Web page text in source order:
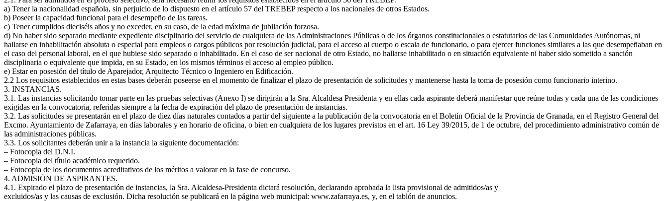
a) Tener la nacionalidad española, sin perjuicio de lo dispuesto en el artículo 57 del TREBEP respecto a los nacionales de otros Estados.
b) Poseer la capacidad funcional para el desempeño de las tareas.
c) Tener cumplidos dieciséis años y no exceder, en su caso, de la edad máxima de jubilación forzosa.
d) No haber sido separado mediante expediente disciplinario del servicio de cualquiera de las Administraciones Públicas o de los órganos constitucionales o estatutarios de las Comunidades Autónomas, ni
hallarse en inhabilitación absoluta o especial para empleos o cargos públicos por resolución judicial, para el acceso al cuerpo o escala de funcionario, o para ejercer funciones similares a las que desempeñaban en
el caso del personal laboral, en el que hubiese sido separado o inhabilitado. En el caso de ser nacional de otro Estado, no hallarse inhabilitado o en situación equivalente ni haber sido sometido a sanción
disciplinaria o equivalente que impida, en su Estado, en los mismos términos el acceso al empleo público.
e) Estar en posesión del título de Aparejador, Arquitecto Técnico o Ingeniero en Edificación.
2.2 Los requisitos establecidos en estas bases deberán poseerse en el momento de finalizar el plazo de presentación de solicitudes y mantenerse hasta la toma de posesión como funcionario interino.
3. INSTANCIAS.
3.1. Las instancias solicitando tomar parte en las pruebas selectivas (Anexo I) se dirigirán a la Sra. Alcaldesa Presidenta y en ellas cada aspirante deberá manifestar que reúne todas y cada una de las condiciones
exigidas en la convocatoria, referidas siempre a la fecha de expiración del plazo de presentación de instancias.
3.2. Las solicitudes se presentarán en el plazo de diez días naturales contados a partir del siguiente a la publicación de la convocatoria en el Boletín Oficial de la Provincia de Granada, en el Registro General del
Excmo. Ayuntamiento de Zafarraya, en días laborales y en horario de oficina, o bien en cualquiera de los lugares previstos en el art. 16 Ley 39/2015, de 1 de octubre, del procedimiento administrativo común de
las administraciones públicas.
3.3. Los solicitantes deberán unir a la instancia la siguiente documentación:
– Fotocopia del D.N.I.
– Fotocopia del título académico requerido.
– Fotocopia de los documentos acreditativos de los méritos a valorar en la fase de concurso.
4. ADMISIÓN DE ASPIRANTES.
4.1. Expirado el plazo de presentación de instancias, la Sra. Alcaldesa-Presidenta dictará resolución, declarando aprobada la lista provisional de admitidos/as y
excluidos/as y las causas de exclusión. Dicha resolución se publicará en la página web municipal: www.zafarraya.es, y, en el tablón de anuncios.